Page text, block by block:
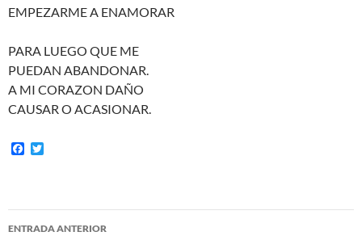
EMPEZARME A ENAMORAR
PARA LUEGO QUE ME
PUEDAN ABANDONAR.
A MI CORAZON DAÑO
CAUSAR O ACASIONAR.
F
o
o
e
r
Navegación
ENTRADA ANTERIOR